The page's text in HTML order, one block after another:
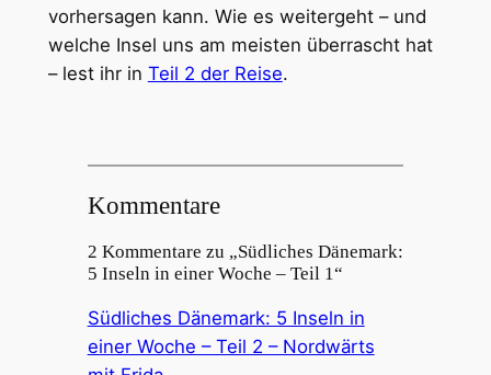
vorhersagen kann. Wie es weitergeht – und
welche Insel uns am meisten überrascht hat
– lest ihr in Teil 2 der Reise.
Kommentare
2 Kommentare zu „Südliches Dänemark:
5 Inseln in einer Woche – Teil 1“
Südliches Dänemark: 5 Inseln in
einer Woche – Teil 2 – Nordwärts